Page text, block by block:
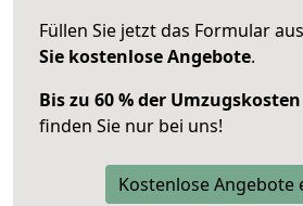
Füllen Sie jetzt das Formular
Sie kostenlose Angebote.
Bis zu 60 % der
finden Sie nur bei uns!
Kostenlose Angebote